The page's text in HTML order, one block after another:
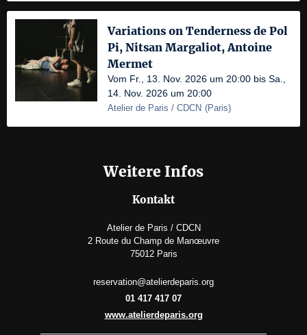
Variations on Tenderness de Pol
Pi, Nitsan Margaliot, Antoine
Mermet
Vom Fr., 13. Nov. 2026 um 20:00 bis Sa.,
14. Nov. 2026 um 20:00
Atelier de Paris / CDCN (Paris)
Weitere Infos
Kontakt
Atelier de Paris / CDCN
2 Route du Champ de Manœuvre
75012 Paris
reservation@atelierdeparis.org
01 417 417 07
www.atelierdeparis.org